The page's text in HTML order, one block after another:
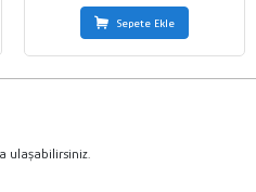
Sepete Ekle
ulaşabilirsiniz.